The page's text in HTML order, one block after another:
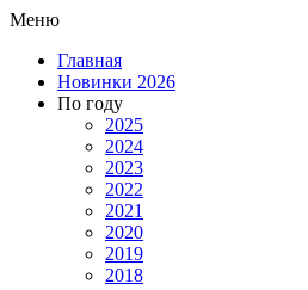
Меню
Главная
Новинки 2026
По году
2025
2024
2023
2022
2021
2020
2019
2018